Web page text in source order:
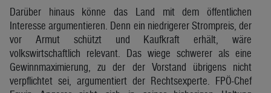
Darüber hinaus könne das Land mit dem öffentlichen
Interesse argumentieren. Denn ein niedrigerer Strompreis, der
vor Armut schützt und Kaufkraft erhält, wäre
volkswirtschaftlich relevant. Das wiege schwerer als eine
Gewinnmaximierung, zu der der Vorstand übrigens nicht
verpflichtet sei, argumentiert der Rechtsexperte. FPÖ-Chef